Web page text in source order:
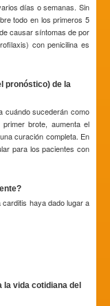
días o semanas. Sin
todo en los primeros 5
causar síntomas de por
con penicilina es
pronóstico) de la
cuándo sucederán como
brote, aumenta el
curación completa. En
para los pacientes con
haya dado lugar a
la vida cotidiana del